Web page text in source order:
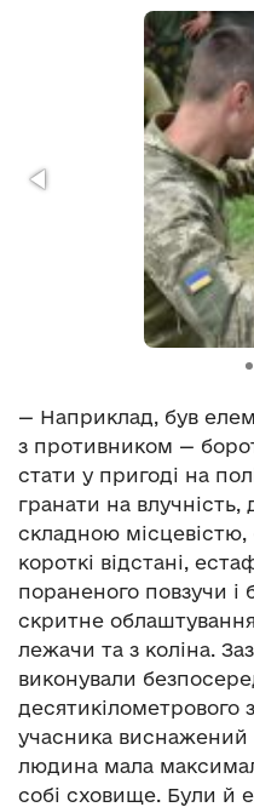
— Наприклад, був
з противником —
стати у пригоді на
гранати на
складною місцевістю,
короткі відстані,
пораненого повзучи і
скритне
лежачи та з коліна.
виконували
десятикілометрового
учасника
людина мала
собі сховище. Були й